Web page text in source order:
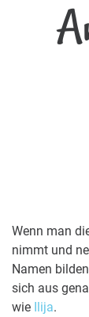
Wenn man
nimmt und
Namen
sich aus
wie Ilija.